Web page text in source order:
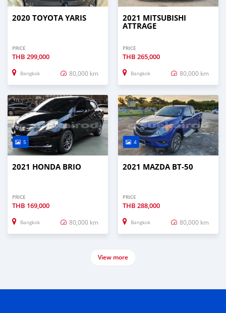
2020 TOYOTA YARIS
PRICE
THB 299,000
Bangkok 80,000 km
2021 MITSUBISHI
ATTRAGE
PRICE
THB 265,000
Bangkok 80,000 km
5
2021 HONDA BRIO
PRICE
THB 169,000
Bangkok 80,000 km
4
2021 MAZDA BT-50
PRICE
THB 288,000
Bangkok 80,000 km
View more